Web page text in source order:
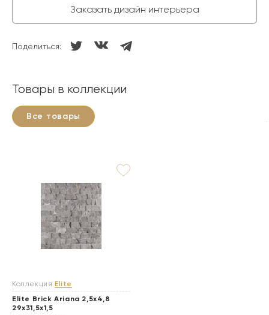
Заказать дизайн интерьера
Поделиться:
Товары в коллекции
Все товары
Коллекция Elite
Elite Brick Ariana 2,5x4,8
29x31,5x1,5